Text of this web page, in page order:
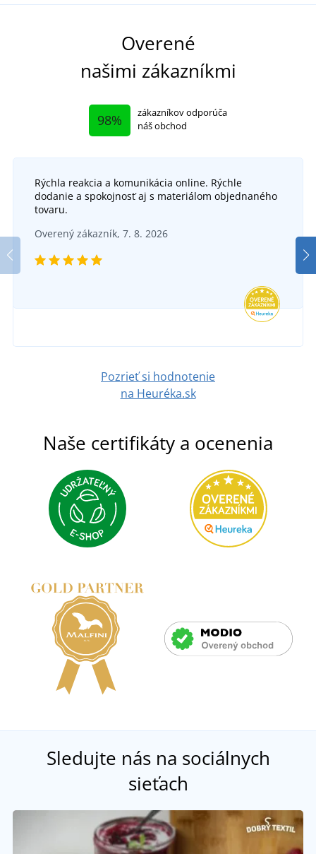
Overené
našimi zákazníkmi
98%
zákazníkov odporúča
náš obchod
Rýchla reakcia a komunikácia online. Rýchle
dodanie a spokojnosť aj s materiálom objednaného
tovaru.
Overený zákazník, 7. 8. 2026
Pozrieť si hodnotenie
na Heuréka.sk
Naše certifikáty a ocenenia
Sledujte nás na sociálnych
sieťach